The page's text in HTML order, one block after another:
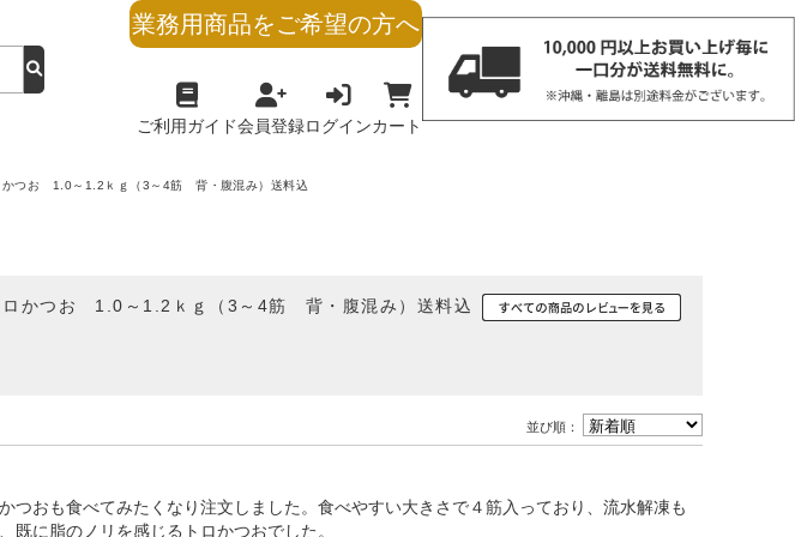
業務用商品をご希望の方へ
ご利用ガイド会員登録ログインカート
かつお 1.0～1.2ｋｇ（3～4筋 背・腹混み）送料込
ロかつお 1.0～1.2ｋｇ（3～4筋 背・腹混み）送料込
並び順：
つおも食べてみたくなり注文しました。食べやすい大きさで４筋入っており、流水解凍も
既に脂のノリを感じるトロかつおでした。